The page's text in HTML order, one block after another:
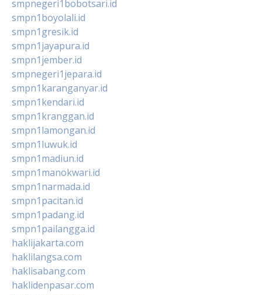
smpnegeri1bobotsari.id
smpn1boyolali.id
smpn1gresik.id
smpn1jayapura.id
smpn1jember.id
smpnegeri1jepara.id
smpn1karanganyar.id
smpn1kendari.id
smpn1kranggan.id
smpn1lamongan.id
smpn1luwuk.id
smpn1madiun.id
smpn1manokwari.id
smpn1narmada.id
smpn1pacitan.id
smpn1padang.id
smpn1pailangga.id
haklijakarta.com
haklilangsa.com
haklisabang.com
haklidenpasar.com